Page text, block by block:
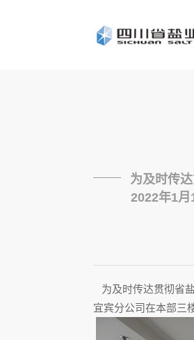
为及时传
2022年1月
为及时传达贯彻省
宜宾分公司在本部三